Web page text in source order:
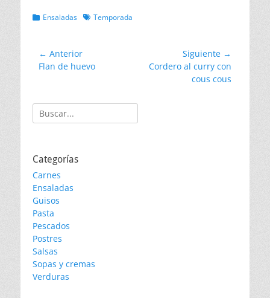
Categorias
Ensaladas Etiquetas
Temporada
Navegación
de
← Anterior
Entrada
Flan de huevo
Siguiente →
Entrada
Cordero al curry con
cous cous
Buscar:
Categorías
Carnes
Ensaladas
Guisos
Pasta
Pescados
Postres
Salsas
Sopas y cremas
Verduras